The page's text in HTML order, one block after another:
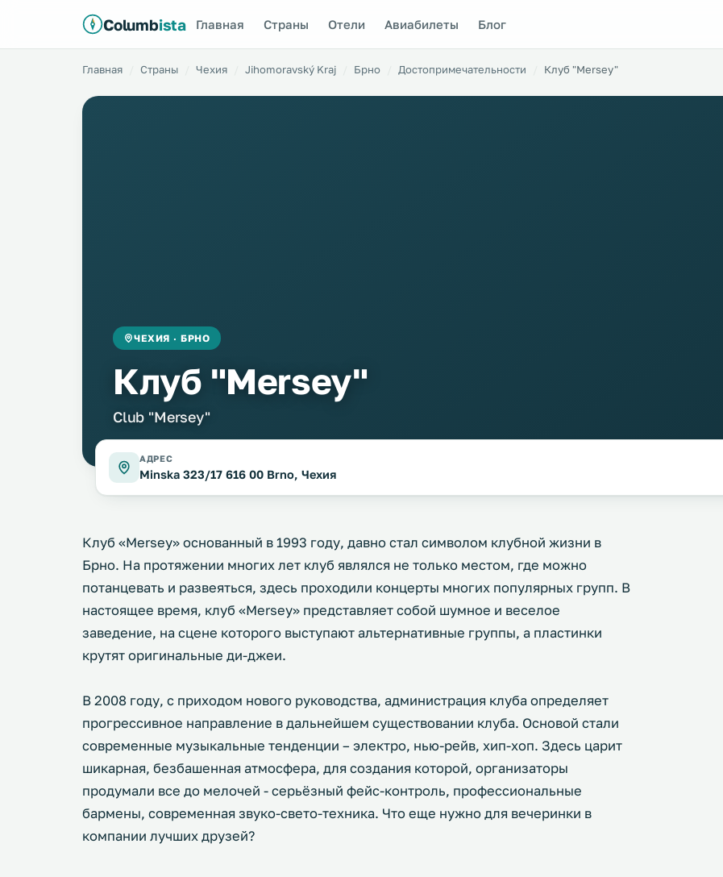
Columbista Главная Страны Отели Авиабилеты Блог
Главная Страны Чехия Jihomoravský Kraj Брно Достопримечательности Клуб "Mersey"
ЧЕХИЯ · БРНО
Клуб "Mersey"
Club "Mersey"
АДРЕС
Minska 323/17 616 00 Brno, Чехия
Клуб «Mersey» основанный в 1993 году, давно стал символом клубной жизни в
Брно. На протяжении многих лет клуб являлся не только местом, где можно
потанцевать и развеяться, здесь проходили концерты многих популярных групп. В
настоящее время, клуб «Mersey» представляет собой шумное и веселое
заведение, на сцене которого выступают альтернативные группы, а пластинки
крутят оригинальные ди-джеи.
В 2008 году, с приходом нового руководства, администрация клуба определяет
прогрессивное направление в дальнейшем существовании клуба. Основой стали
современные музыкальные тенденции – электро, нью-рейв, хип-хоп. Здесь царит
шикарная, безбашенная атмосфера, для создания которой, организаторы
продумали все до мелочей - серьёзный фейс-контроль, профессиональные
бармены, современная звуко-свето-техника. Что еще нужно для вечеринки в
компании лучших друзей?